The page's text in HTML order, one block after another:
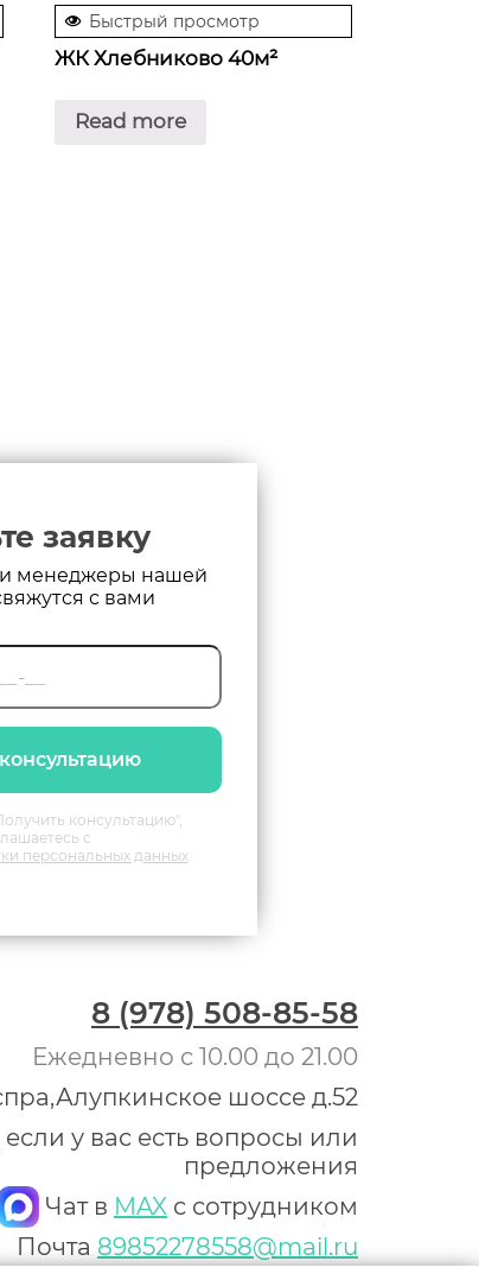
Быстрый просмотр
ЖК Хлебниково 40м²
Read more
заявку
и менеджеры нашей
с вами
консультацию",
с
персональных данных
8 (978) 508-85-58
Ежедневно с 10.00 до 21.00
шоссе д.52
у вас есть вопросы или
предложения
Чат в MAX с сотрудником
Почта 89852278558@mail.ru